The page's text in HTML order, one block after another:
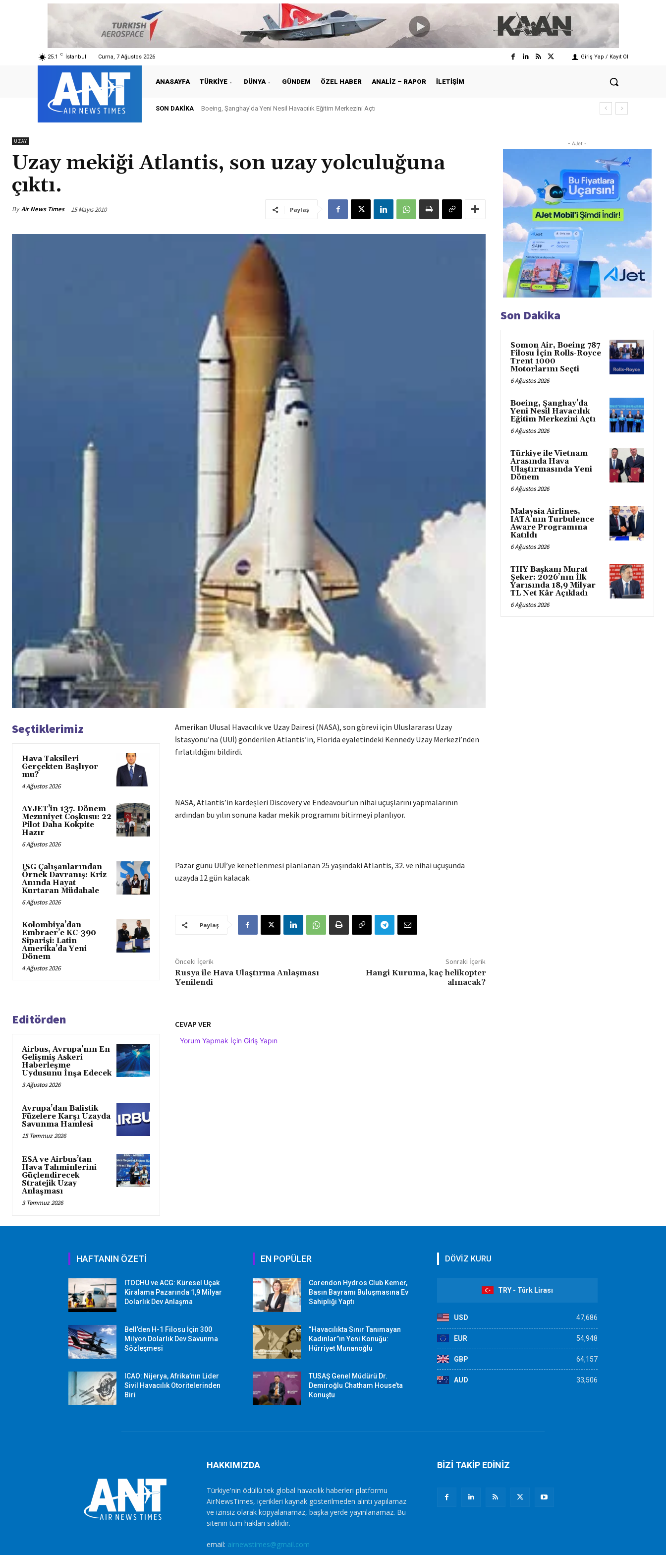
25.1 C İstanbul Cuma, 7 Ağustos 2026 Giriş Yap / Kayıt Ol
ANASAYFA TÜRKIYE DÜNYA GÜNDEM ÖZEL HABER ANALIZ – RAPOR İLETIŞIM
SON DAKIKA Boeing, Şanghay’da Yeni Nesil Havacılık Eğitim Merkezini Açtı
Türkiye ile Vietnam Arasında Hava Ulaştırmasında Yeni Dönem
UZAY
Uzay mekiği Atlantis, son uzay yolculuğuna
çıktı.
By Air News Times 15 Mayıs 2010 Paylaş
Seçtiklerimiz
Hava Taksileri
Gerçekten Başlıyor
mu?
4 Ağustos 2026
AYJET’in 137. Dönem
Mezuniyet Coşkusu: 22
Pilot Daha Kokpite
Hazır
6 Ağustos 2026
ISG Çalışanlarından
Örnek Davranış: Kriz
Anında Hayat
Kurtaran Müdahale
6 Ağustos 2026
Kolombiya’dan
Embraer’e KC-390
Siparişi: Latin
Amerika’da Yeni
Dönem
4 Ağustos 2026
Amerikan Ulusal Havacılık ve Uzay Dairesi (NASA), son görevi için Uluslararası Uzay
İstasyonu’na (UUİ) gönderilen Atlantis’in, Florida eyaletindeki Kennedy Uzay Merkezi’nden
fırlatıldığını bildirdi.
NASA, Atlantis’in kardeşleri Discovery ve Endeavour’un nihai uçuşlarını yapmalarının
ardından bu yılın sonuna kadar mekik programını bitirmeyi planlıyor.
Pazar günü UUİ’ye kenetlenmesi planlanan 25 yaşındaki Atlantis, 32. ve nihai uçuşunda
uzayda 12 gün kalacak.
Paylaş
Önceki İçerik
Rusya ile Hava Ulaştırma Anlaşması
Yenilendi
Sonraki İçerik
Hangi Kuruma, kaç helikopter
alınacak?
Editörden
Airbus, Avrupa’nın En
Gelişmiş Askeri
Haberleşme
Uydusunu İnşa Edecek
3 Ağustos 2026
Avrupa’dan Balistik
Füzelere Karşı Uzayda
Savunma Hamlesi
15 Temmuz 2026
ESA ve Airbus’tan
Hava Tahminlerini
Güçlendirecek
Stratejik Uzay
Anlaşması
3 Temmuz 2026
CEVAP VER
Yorum Yapmak İçin Giriş Yapın
- AJet -
Son Dakika
Somon Air, Boeing 787
Filosu İçin Rolls-Royce
Trent 1000
Motorlarını Seçti
6 Ağustos 2026
Boeing, Şanghay’da
Yeni Nesil Havacılık
Eğitim Merkezini Açtı
6 Ağustos 2026
Türkiye ile Vietnam
Arasında Hava
Ulaştırmasında Yeni
Dönem
6 Ağustos 2026
Malaysia Airlines,
IATA’nın Turbulence
Aware Programına
Katıldı
6 Ağustos 2026
THY Başkanı Murat
Şeker: 2026’nın İlk
Yarısında 18,9 Milyar
TL Net Kâr Açıkladı
6 Ağustos 2026
HAFTANIN ÖZETİ
ITOCHU ve ACG: Küresel Uçak
Kiralama Pazarında 1,9 Milyar
Dolarlık Dev Anlaşma
Bell’den H-1 Filosu İçin 300
Milyon Dolarlık Dev Savunma
Sözleşmesi
ICAO: Nijerya, Afrika’nın Lider
Sivil Havacılık Otoritelerinden
Biri
EN POPÜLER
Corendon Hydros Club Kemer,
Basın Bayramı Buluşmasına Ev
Sahipliği Yaptı
“Havacılıkta Sınır Tanımayan
Kadınlar”ın Yeni Konuğu:
Hürriyet Munanoğlu
TUSAŞ Genel Müdürü Dr.
Demiroğlu Chatham House’ta
Konuştu
DÖVİZ KURU
TRY - Türk Lirası
USD 47,686
EUR 54,948
GBP 64,157
AUD 33,506
HAKKIMIZDA
Türkiye'nin ödüllü tek global havacılık haberleri platformu
AirNewsTimes, içerikleri kaynak gösterilmeden alıntı yapılamaz
ve izinsiz olarak kopyalanamaz, başka yerde yayınlanamaz. Bu
sitenin tüm hakları saklıdır.
email: airnewstimes@gmail.com
BİZİ TAKİP EDİNİZ